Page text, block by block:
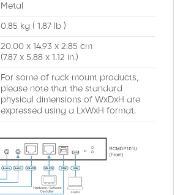
Metal
0.85 kg ( 1.87 lb )
20.00 x 14.93 x 2.85 cm
(7.87 x 5.88 x 1.12 in.)
For some of rack mount products,
please note that the standard
physical dimensions of WxDxH are
expressed using a LxWxH format.